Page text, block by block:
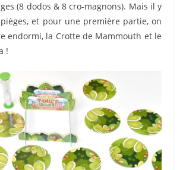
(8 dodos & 8 cro-magnons). Mais il y
et pour une première partie, on
endormi, la Crotte de Mammouth et le
!